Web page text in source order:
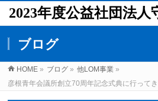
2023年度公益社団法人
ブログ
HOME » ブログ » 他LOM事業 »
彦根青年会議所創立70周年記念式典に行って